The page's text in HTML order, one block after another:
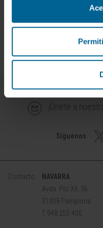
que, aunque los
ofrecen su recompensa.
¡Únete a
Síguenos
Contacto
NAVARRA
Avda. Pío XII, 36
31008 Pamplona
T 948 255 400